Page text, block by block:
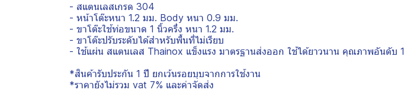
- สแตนเลสเกรด 304
- หน้าโต๊ะหนา 1.2 มม. Body หนา 0.9 มม.
- ขาโต๊ะใช้ท่อขนาด 1 นิ้วครึ่ง หนา 1.2 มม.
- ขาโต๊ะปรับระดับได้สำหรับพื้นที่ไม่เรียบ
- ใช้แผ่น สแตนเลส Thainox แข็งแรง มาตรฐานส่งออก ใช้ได้ยาวนาน คุณภาพอันดับ 1
*สินค้ารับประกัน 1 ปี ยกเว้นรอยบุบจากการใช้งาน
*ราคายังไม่รวม vat 7% และค่าจัดส่ง